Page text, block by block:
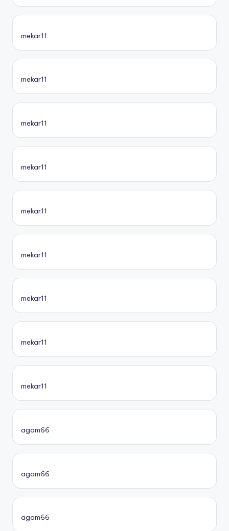
mekar11
mekar11
mekar11
mekar11
mekar11
mekar11
mekar11
mekar11
mekar11
agam66
agam66
agam66